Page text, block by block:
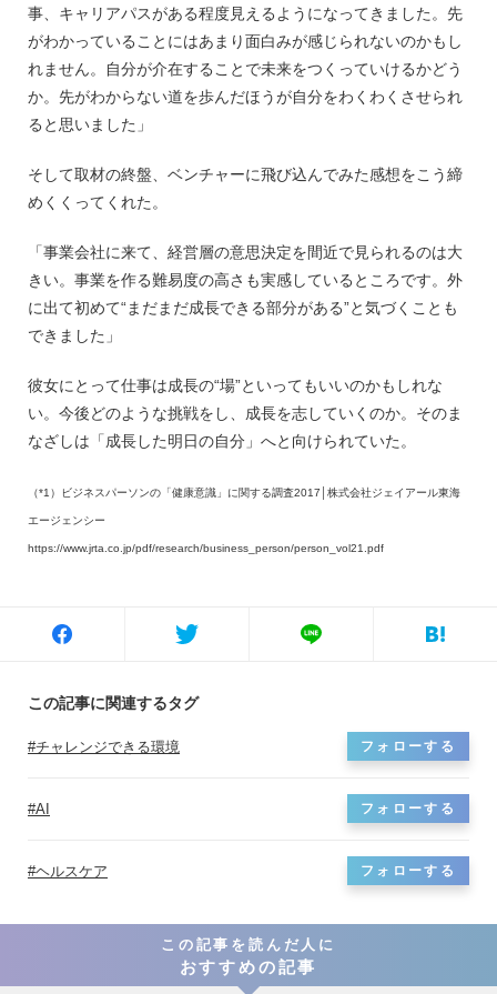
事、キャリアパスがある程度見えるようになってきました。先
がわかっていることにはあまり面白みが感じられないのかもし
れません。自分が介在することで未来をつくっていけるかどう
か。先がわからない道を歩んだほうが自分をわくわくさせられ
ると思いました」
そして取材の終盤、ベンチャーに飛び込んでみた感想をこう締
めくくってくれた。
「事業会社に来て、経営層の意思決定を間近で見られるのは大
きい。事業を作る難易度の高さも実感しているところです。外
に出て初めて“まだまだ成長できる部分がある”と気づくことも
できました」
彼女にとって仕事は成長の“場”といってもいいのかもしれな
い。今後どのような挑戦をし、成長を志していくのか。そのま
なざしは「成長した明日の自分」へと向けられていた。
（*1）ビジネスパーソンの「健康意識」に関する調査2017│株式会社ジェイアール東海
エージェンシー
https://www.jrta.co.jp/pdf/research/business_person/person_vol21.pdf
この記事に関連するタグ
チャレンジできる環境 フォローする
AI フォローする
ヘルスケア フォローする
この記事を読んだ人に
おすすめの記事